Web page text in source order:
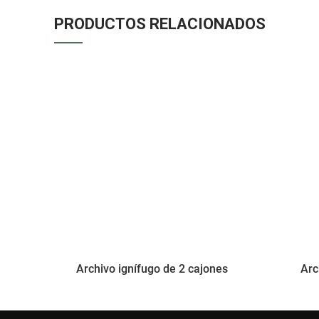
PRODUCTOS RELACIONADOS
Archivo ignífugo de 2 cajones